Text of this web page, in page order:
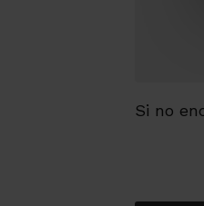
Si no